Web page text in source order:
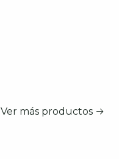
Ver más productos